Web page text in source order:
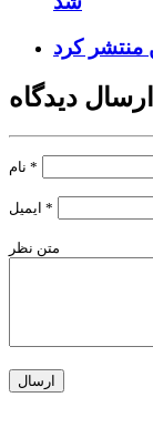
کرد
ارسال دیدگاه
*
*
متن نظر